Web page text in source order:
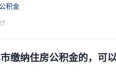
公积金
缴纳住房公积金的，可